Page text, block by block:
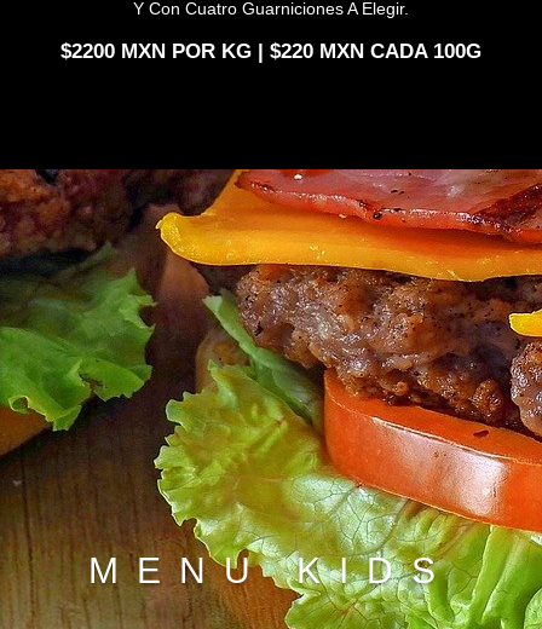
Y Con Cuatro Guarniciones A Elegir.
2200 POR KG | 220 CADA 100G
MENU KIDS